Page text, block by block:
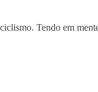
Tendo em